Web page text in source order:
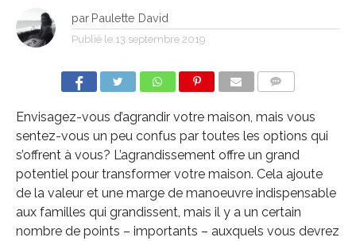
par Paulette David
Publié le 13 septembre 2019
Envisagez-vous d’agrandir votre maison, mais vous
sentez-vous un peu confus par toutes les options qui
s’offrent à vous? L’agrandissement offre un grand
potentiel pour transformer votre maison. Cela ajoute
de la valeur et une marge de manoeuvre indispensable
aux familles qui grandissent, mais il y a un certain
nombre de points – importants – auxquels vous devrez